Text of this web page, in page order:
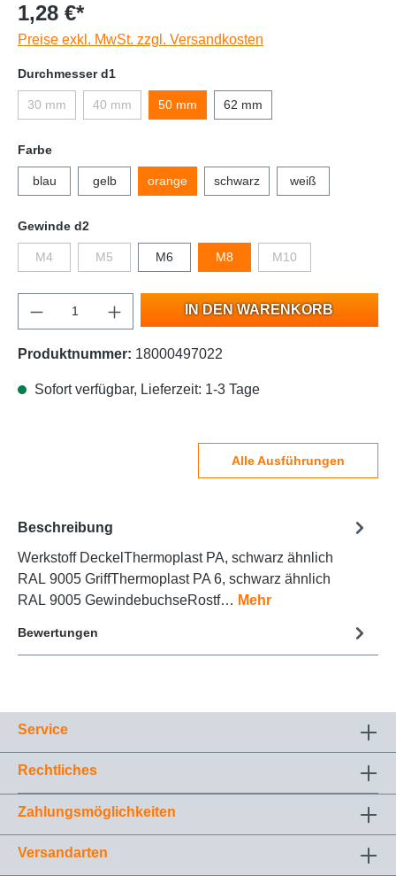
1,28 €*
Preise exkl. MwSt. zzgl. Versandkosten
Durchmesser d1
30 mm 40 mm 50 mm 62 mm
Farbe
blau gelb orange schwarz weiß
Gewinde d2
M4 M5 M6 M8 M10
IN DEN WARENKORB
Produktnummer: 18000497022
Sofort verfügbar, Lieferzeit: 1-3 Tage
Alle Ausführungen
Beschreibung
Werkstoff DeckelThermoplast PA, schwarz ähnlich
RAL 9005 GriffThermoplast PA 6, schwarz ähnlich
RAL 9005 GewindebuchseRostf… Mehr
Bewertungen
Service
Rechtliches
Zahlungsmöglichkeiten
Versandarten